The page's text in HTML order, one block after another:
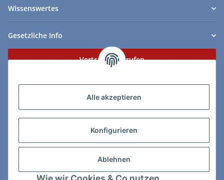
Alle akzeptieren
Konfigurieren
Ablehnen
Wissenswertes
Gesetzliche Info
Vertrag widerrufen
ChessWare Schachversand